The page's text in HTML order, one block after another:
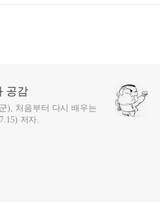
공감
), 처음부터 다시 배우는
저자.